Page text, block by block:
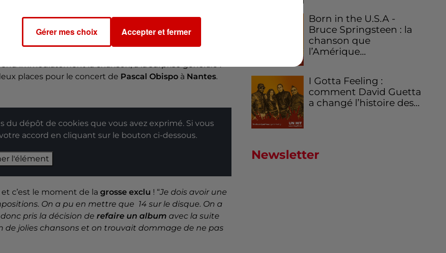
à se lancer. Et alors que l’invité commence à jouer
places pour le concert de Pascal Obispo à Nantes.
dépôt de cookies que vous avez exprimé. Si vous
accord en cliquant sur le bouton ci-dessous.
l'élément
c’est le moment de la grosse exclu ! “Je dois avoir une
On a pu en mettre que 14 sur le disque. On a
pris la décision de refaire un album avec la suite
de jolies chansons et on trouvait dommage de ne pas
Born in the U.S.A -
Bruce Springsteen : la
chanson que
l’Amérique...
I Gotta Feeling :
comment David Guetta
a changé l’histoire des...
Newsletter
Gérer mes choix Accepter et fermer